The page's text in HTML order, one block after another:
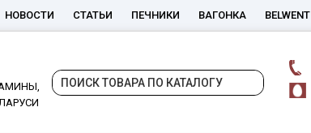
НОВОСТИ СТАТЬИ ПЕЧНИКИ ВАГОНКА BELWENT